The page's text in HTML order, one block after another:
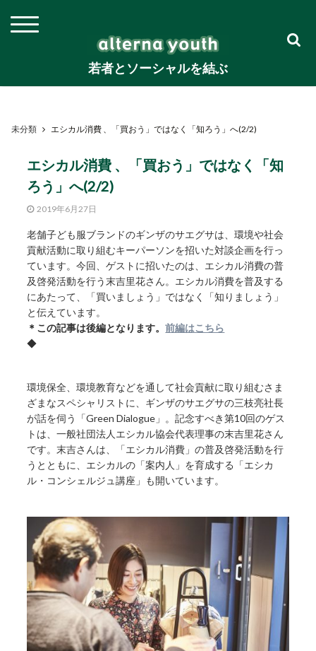
若者とソーシャルを結ぶ
未分類 エシカル消費 、「買おう」ではなく「知ろう」へ(2/2)
エシカル消費 、「買おう」ではなく「知
ろう」へ(2/2)
2019年6月27日
老舗子ども服ブランドのギンザのサエグサは、環境や社会
貢献活動に取り組むキーパーソンを招いた対談企画を行っ
ています。今回、ゲストに招いたのは、エシカル消費の普
及啓発活動を行う末吉里花さん。エシカル消費を普及する
にあたって、「買いましょう」ではなく「知りましょう」
と伝えています。
＊この記事は後編となります。前編はこちら
◆
環境保全、環境教育などを通して社会貢献に取り組むさま
ざまなスペシャリストに、ギンザのサエグサの三枝亮社長
が話を伺う「Green Dialogue」。記念すべき第10回のゲス
トは、一般社団法人エシカル協会代表理事の末吉里花さん
です。末吉さんは、「エシカル消費」の普及啓発活動を行
うとともに、エシカルの「案内人」を育成する「エシカ
ル・コンシェルジュ講座」も開いています。